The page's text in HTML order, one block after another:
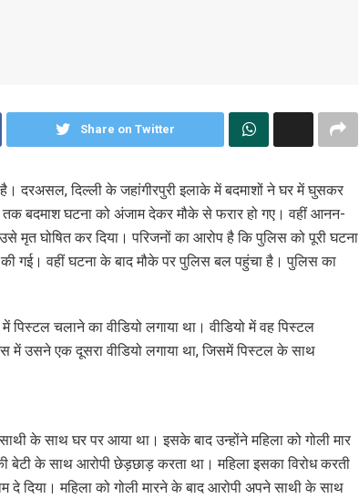
Share on Twitter
दरअसल, दिल्ली के जहांगीरपुरी इलाके में बदमाशों ने घर में घुसकर
बदमाश घटना को अंजाम देकर मौके से फरार हो गए। वहीं आनन-
मृत घोषित कर दिया। परिजनों का आरोप है कि पुलिस को पूरी घटना
गई। वहीं घटना के बाद मौके पर पुलिस बल पहुंचा है। पुलिस का
चलाने का वीडियो लगाया था। वीडियो में वह पिस्टल
उसने एक दूसरा वीडियो लगाया था, जिसमें पिस्टल के साथ
के साथ घर पर आया था। इसके बाद उन्होंने महिला को गोली मार
बेटी के साथ आरोपी छेड़छाड़ करता था। महिला इसका विरोध करती
दिया। महिला को गोली मारने के बाद आरोपी अपने साथी के साथ